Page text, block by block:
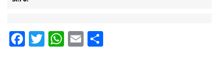
Facebook
Twitter
WhatsApp
Email